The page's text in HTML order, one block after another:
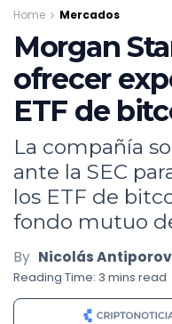
Home Mercados
Morgan
ofrecer
ETF de
La compañía
ante la SEC
los ETF de
fondo mutuo
By Nicolás
Reading Time: 3 mins read